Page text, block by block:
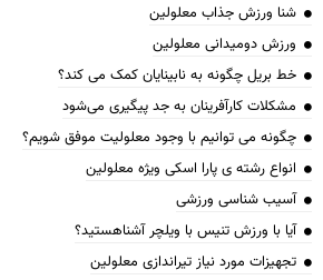
شنا ورزش جذاب معلولین
ورزش دومیدانی معلولین
خط بریل چگونه به نابینایان کمک می کند؟
مشکلات کارآفرینان به جد پیگیری می‌شود
چگونه می توانیم با وجود معلولیت موفق شویم؟
انواع رشته ی پارا اسکی ویژه معلولین
آسیب شناسی ورزشی
آیا با ورزش تنیس با ویلچر آشناهستید؟
تجهیزات مورد نیاز تیراندازی معلولین